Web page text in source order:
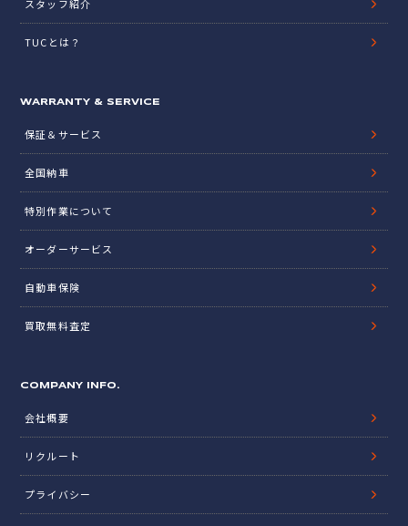
スタッフ紹介
TUCとは？
WARRANTY & SERVICE
保証＆サービス
全国納車
特別作業について
オーダーサービス
自動車保険
買取無料査定
COMPANY INFO.
会社概要
リクルート
プライバシー